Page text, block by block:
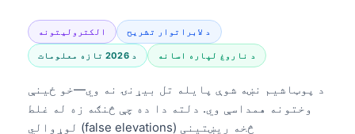
الکترولیتونه د لابراتوار تشریح
د 2026 تازه معلومات د ناروغ لپاره اسانه
د پوټاشیم نښه شوې پایله تل بیړنۍ نه وي—خو ځینې
وختونه همداسې وي. دلته دا ده چې څنګه زه له غلط
لوړوالي (false elevations) څخه ریښتینی